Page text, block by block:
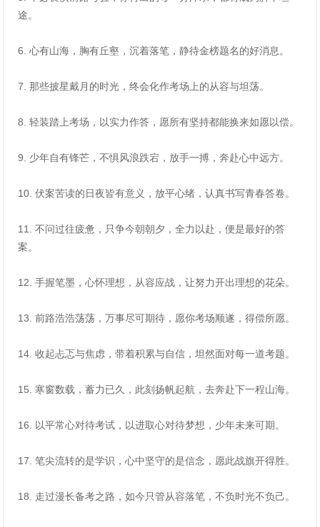
途。
6. 心有山海，胸有丘壑，沉着落笔，静待金榜题名的好消息。
7. 那些披星戴月的时光，终会化作考场上的从容与坦荡。
8. 轻装踏上考场，以实力作答，愿所有坚持都能换来如愿以偿。
9. 少年自有锋芒，不惧风浪跌宕，放手一搏，奔赴心中远方。
10. 伏案苦读的日夜皆有意义，放平心绪，认真书写青春答卷。
11. 不问过往疲惫，只争今朝朝夕，全力以赴，便是最好的答
案。
12. 手握笔墨，心怀理想，从容应战，让努力开出理想的花朵。
13. 前路浩浩荡荡，万事尽可期待，愿你考场顺遂，得偿所愿。
14. 收起忐忑与焦虑，带着积累与自信，坦然面对每一道考题。
15. 寒窗数载，蓄力已久，此刻扬帆起航，去奔赴下一程山海。
16. 以平常心对待考试，以进取心对待梦想，少年未来可期。
17. 笔尖流转的是学识，心中坚守的是信念，愿此战旗开得胜。
18. 走过漫长备考之路，如今只管从容落笔，不负时光不负己。